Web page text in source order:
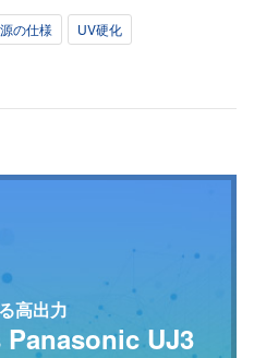
の仕様
UV硬化
高出力
UJ3